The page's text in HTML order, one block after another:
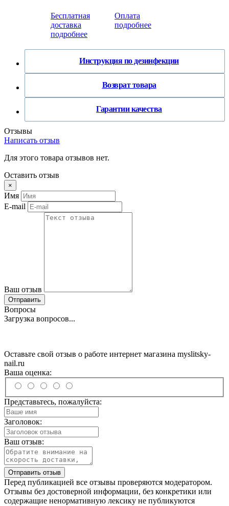
Бесплатная
доставка
подробнее
Оплата
подробнее
Инструкция по дезинфекции
Возврат товара
Гарантии качества
Отзывы
Написать отзыв
Для этого товара отзывов нет.
Оставить отзыв
×
Имя
E-mail
Ваш отзыв
Отправить
Вопросы
Загрузка вопросов...
Оставьте свой отзыв о работе интернет магазина myslitsky-
nail.ru
Ваша оценка:
Представьтесь, пожалуйста:
Заголовок:
Ваш отзыв:
Отправить отзыв
Перед публикацией все отзывы проверяются модератором.
Отзывы без достоверной информации, без конкретики или
содержащие ненормативную лексику не публикуются